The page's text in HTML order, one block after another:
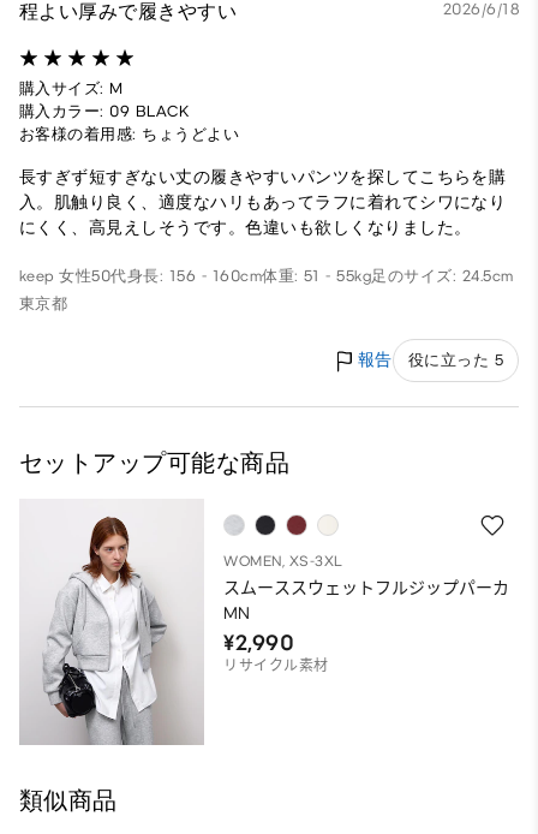
程よい厚みで履きやすい 2026/6/18
購入サイズ: M
購入カラー: 09 BLACK
お客様の着用感: ちょうどよい
長すぎず短すぎない丈の履きやすいパンツを探してこちらを購
入。肌触り良く、適度なハリもあってラフに着れてシワになり
にくく、高見えしそうです。色違いも欲しくなりました。
keep女性50代身長: 156 - 160cm体重: 51 - 55kg足のサイズ: 24.5cm
東京都
報告 役に立った 5
セットアップ可能な商品
WOMEN, XS-3XL
スムーススウェットフルジップパーカ
MN
¥2,990
リサイクル素材
類似商品